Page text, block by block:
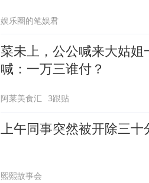
娱乐圈的笔娱君
菜未上，公公喊来大姑
喊：一万三谁付？
阿莱美食汇 3跟贴
上午同事突然被开除三十
熙熙故事会